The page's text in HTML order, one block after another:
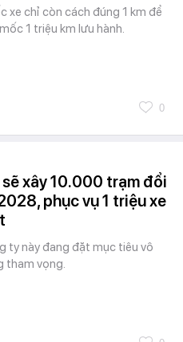
xe chỉ còn cách đúng 1 km để
1 triệu km lưu hành.
0
xây 10.000 trạm đổi
phục vụ 1 triệu xe
ty này đang đặt mục tiêu vô
tham vọng.